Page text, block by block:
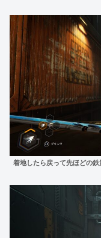
着地したら戻って先ほどの鉄